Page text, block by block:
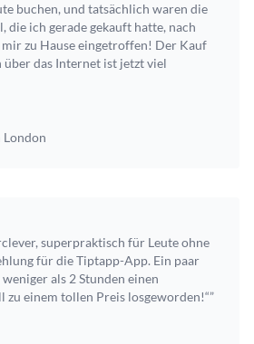
buchen, und tatsächlich waren die
die ich gerade gekauft hatte, nach
zu Hause eingetroffen! Der Kauf
das Internet ist jetzt viel
superpraktisch für Leute ohne
für die Tiptapp-App. Ein paar
als 2 Stunden einen
einem tollen Preis losgeworden!“”